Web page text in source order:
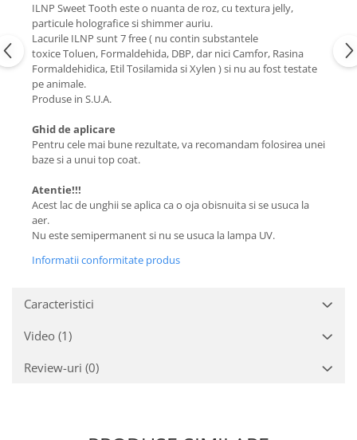
ILNP Sweet Tooth este o nuanta de roz, cu textura jelly,
particule holografice si shimmer auriu.
Lacurile ILNP sunt 7 free ( nu contin substantele
toxice Toluen, Formaldehida, DBP, dar nici Camfor, Rasina
Formaldehidica, Etil Tosilamida si Xylen ) si nu au fost testate
pe animale.
Produse in S.U.A.
Ghid de aplicare
Pentru cele mai bune rezultate, va recomandam folosirea unei
baze si a unui top coat.
Atentie!!!
Acest lac de unghii se aplica ca o oja obisnuita si se usuca la
aer.
Nu este semipermanent si nu se usuca la lampa UV.
Informatii conformitate produs
Caracteristici
Video (1)
Review-uri (0)